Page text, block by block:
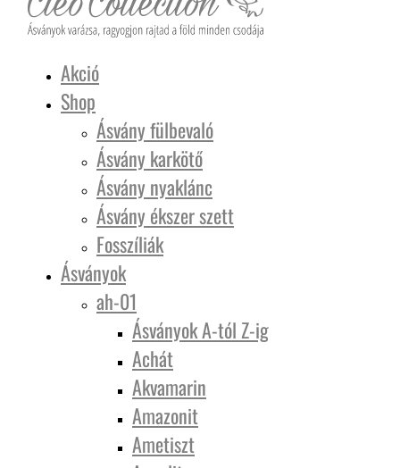
Akció
Shop
Ásvány fülbevaló
Ásvány karkötő
Ásvány nyaklánc
Ásvány ékszer szett
Fosszíliák
Ásványok
ah-01
Ásványok A-tól Z-ig
Achát
Akvamarin
Amazonit
Ametiszt